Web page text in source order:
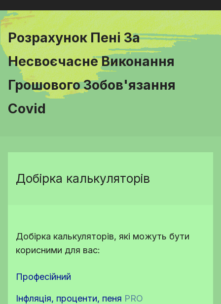
Розрахунок Пені За
Несвоєчасне Виконання
Грошового Зобов'язання
Covid
Добірка калькуляторів
Добірка калькуляторів, які можуть бути
корисними для вас:
Професійний
Інфляція, проценти, пеня PRO